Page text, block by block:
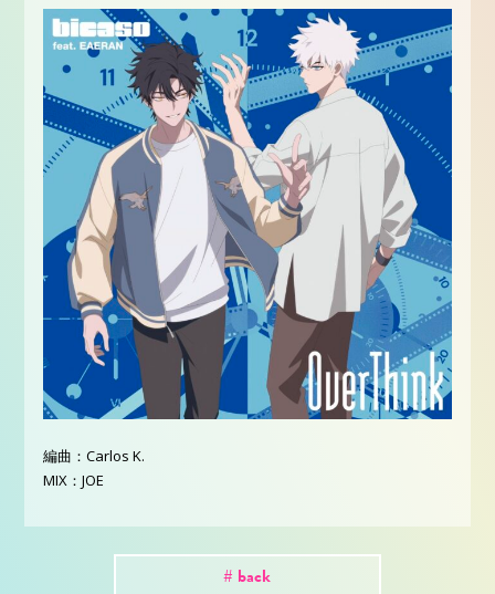
編曲：Carlos K.
MIX：JOE
# back